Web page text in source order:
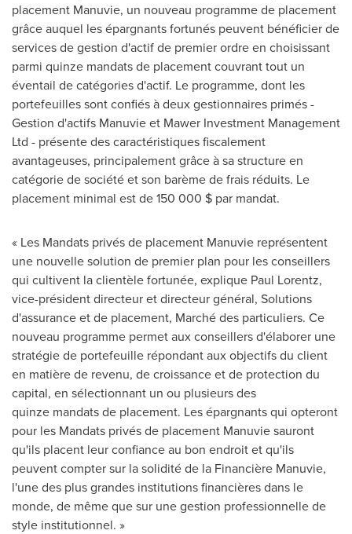
placement Manuvie, un nouveau programme de placement
grâce auquel les épargnants fortunés peuvent bénéficier de
services de gestion d'actif de premier ordre en choisissant
parmi quinze mandats de placement couvrant tout un
éventail de catégories d'actif. Le programme, dont les
portefeuilles sont confiés à deux gestionnaires primés -
Gestion d'actifs Manuvie et Mawer Investment Management
Ltd - présente des caractéristiques fiscalement
avantageuses, principalement grâce à sa structure en
catégorie de société et son barème de frais réduits. Le
placement minimal est de 150 000 $ par mandat.
« Les Mandats privés de placement Manuvie représentent
une nouvelle solution de premier plan pour les conseillers
qui cultivent la clientèle fortunée, explique Paul Lorentz,
vice-président directeur et directeur général, Solutions
d'assurance et de placement, Marché des particuliers. Ce
nouveau programme permet aux conseillers d'élaborer une
stratégie de portefeuille répondant aux objectifs du client
en matière de revenu, de croissance et de protection du
capital, en sélectionnant un ou plusieurs des
quinze mandats de placement. Les épargnants qui opteront
pour les Mandats privés de placement Manuvie sauront
qu'ils placent leur confiance au bon endroit et qu'ils
peuvent compter sur la solidité de la Financière Manuvie,
l'une des plus grandes institutions financières dans le
monde, de même que sur une gestion professionnelle de
style institutionnel. »